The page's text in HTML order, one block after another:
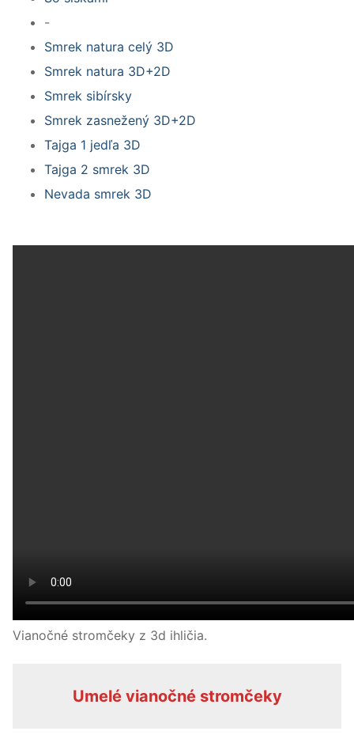
-
Smrek natura celý 3D
Smrek natura 3D+2D
Smrek sibírsky
Smrek zasnežený 3D+2D
Tajga 1 jedľa 3D
Tajga 2 smrek 3D
Nevada smrek 3D
Vianočné stromčeky z 3d ihličia.
Umelé vianočné stromčeky